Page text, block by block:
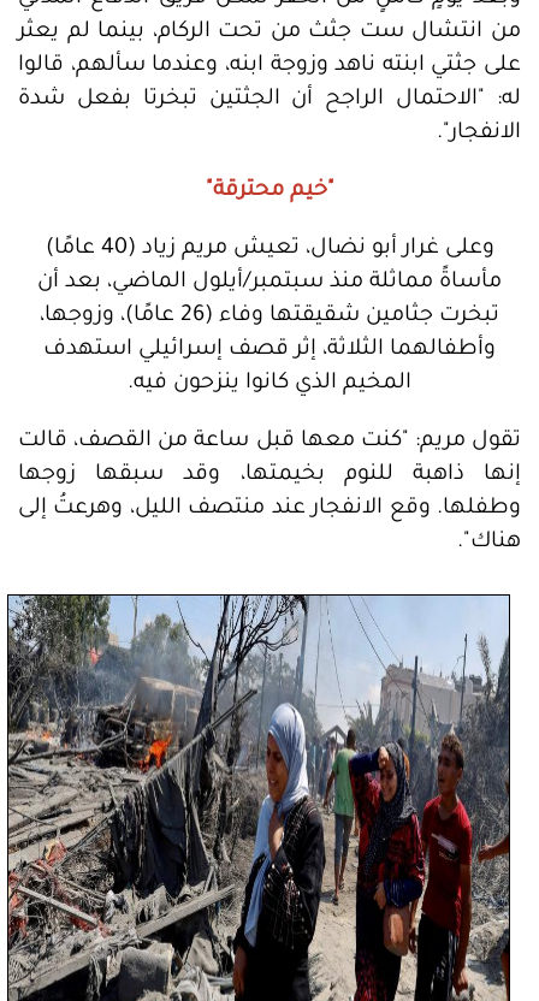
من انتشال ست جثث من تحت الركام، بينما لم يعثر
على جثتي ابنته ناهد وزوجة ابنه، وعندما سألهم، قالوا
له: "الاحتمال الراجح أن الجثتين تبخرتا بفعل شدة
الانفجار".
"خيم محترقة"
وعلى غرار أبو نضال، تعيش مريم زياد (40 عامًا)
مأساةً مماثلة منذ سبتمبر/أيلول الماضي، بعد أن
تبخرت جثامين شقيقتها وفاء (26 عامًا)، وزوجها،
وأطفالهما الثلاثة، إثر قصف إسرائيلي استهدف
المخيم الذي كانوا ينزحون فيه.
تقول مريم: "كنت معها قبل ساعة من القصف، قالت
إنها ذاهبة للنوم بخيمتها، وقد سبقها زوجها
وطفلها. وقع الانفجار عند منتصف الليل، وهرعتُ إلى
هناك".